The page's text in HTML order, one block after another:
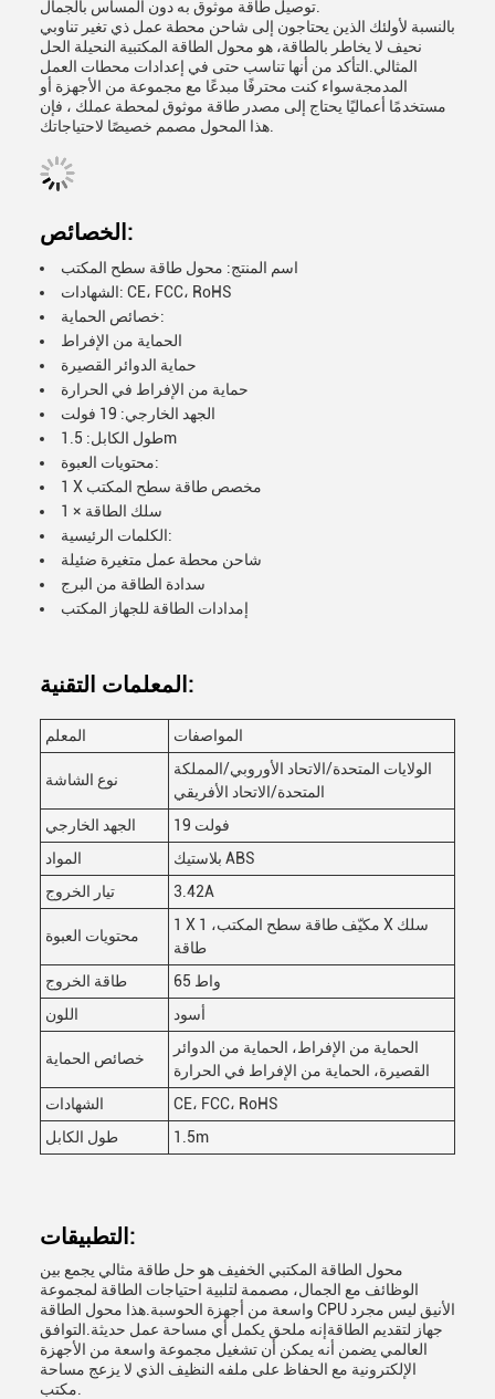
بالنسبة لأولئك الذين يحتاجون إلى شاحن محطة عمل ذي تغير تناوبي
نحيف لا يخاطر بالطاقة، هو محول الطاقة المكتبية النحيلة الحل
المثالي.التأكد من أنها تناسب حتى في إعدادات محطات العمل
المدمجةسواء كنت محترفًا مبدعًا مع مجموعة من الأجهزة أو
مستخدمًا أعماليًا يحتاج إلى مصدر طاقة موثوق لمحطة عملك ، فإن
الخصائص:
اسم المنتج: محول طاقة سطح المكتب
الشهادات: CE، FCC، RoHS
خصائص الحماية:
الحماية من الإفراط
حماية الدوائر القصيرة
حماية من الإفراط في الحرارة
الجهد الخارجي: 19 فولت
طول الكابل: 1.5m
محتويات العبوة:
1 X مخصص طاقة سطح المكتب
1 × سلك الطاقة
الكلمات الرئيسية:
شاحن محطة عمل متغيرة ضئيلة
سدادة الطاقة من البرج
إمدادات الطاقة للجهاز المكتب
المعلمات التقنية:
المعلم المواصفات
نوع الشاشة
الولايات المتحدة/الاتحاد الأوروبي/المملكة
المتحدة/الاتحاد الأفريقي
الجهد الخارجي
19 فولت
المواد
بلاستيك ABS
تيار الخروج
3.42A
محتويات العبوة
1 X مكيّف طاقة سطح المكتب، 1 X سلك
طاقة
طاقة الخروج
65 واط
اللون
أسود
خصائص الحماية
الحماية من الإفراط، الحماية من الدوائر
القصيرة، الحماية من الإفراط في الحرارة
الشهادات
CE، FCC، RoHS
طول الكابل
1.5m
التطبيقات:
محول الطاقة المكتبي الخفيف هو حل طاقة مثالي يجمع بين
الوظائف مع الجمال، مصممة لتلبية احتياجات الطاقة لمجموعة
واسعة من أجهزة الحوسبة.هذا محول الطاقة CPU الأنيق ليس مجرد
جهاز لتقديم الطاقةإنه ملحق يكمل أي مساحة عمل حديثة.التوافق
العالمي يضمن أنه يمكن أن تشغيل مجموعة واسعة من الأجهزة
الإلكترونية مع الحفاظ على ملفه النظيف الذي لا يزعج مساحة